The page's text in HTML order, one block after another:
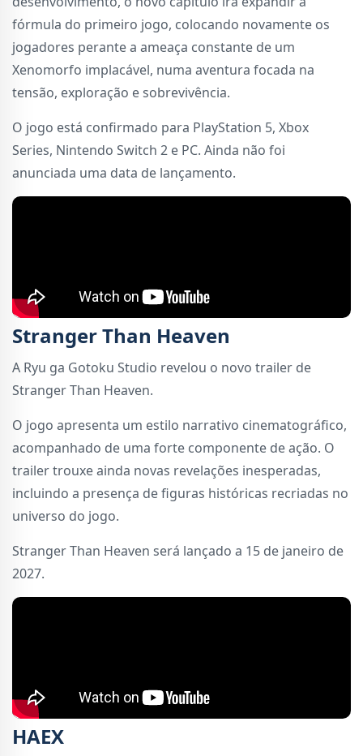
fórmula do primeiro jogo, colocando novamente os
jogadores perante a ameaça constante de um
Xenomorfo implacável, numa aventura focada na
tensão, exploração e sobrevivência.
O jogo está confirmado para PlayStation 5, Xbox
Series, Nintendo Switch 2 e PC. Ainda não foi
anunciada uma data de lançamento.
Stranger Than Heaven
A Ryu ga Gotoku Studio revelou o novo trailer de
Stranger Than Heaven.
O jogo apresenta um estilo narrativo cinematográfico,
acompanhado de uma forte componente de ação. O
trailer trouxe ainda novas revelações inesperadas,
incluindo a presença de figuras históricas recriadas no
universo do jogo.
Stranger Than Heaven será lançado a 15 de janeiro de
2027.
HAEX